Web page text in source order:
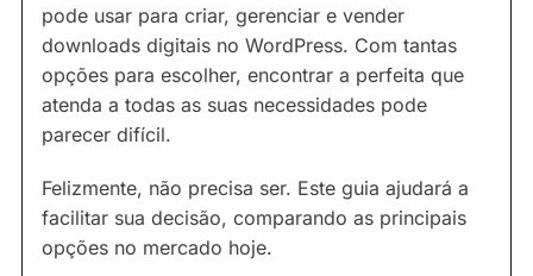
pode usar para criar, gerenciar e vender
downloads digitais no WordPress. Com tantas
opções para escolher, encontrar a perfeita que
atenda a todas as suas necessidades pode
parecer difícil.
Felizmente, não precisa ser. Este guia ajudará a
facilitar sua decisão, comparando as principais
opções no mercado hoje.